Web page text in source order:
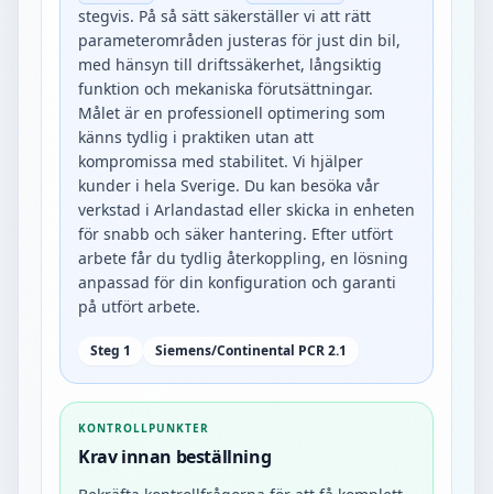
stegvis. På så sätt säkerställer vi att rätt
parameterområden justeras för just din bil,
med hänsyn till driftssäkerhet, långsiktig
funktion och mekaniska förutsättningar.
Målet är en professionell optimering som
känns tydlig i praktiken utan att
kompromissa med stabilitet. Vi hjälper
kunder i hela Sverige. Du kan besöka vår
verkstad i Arlandastad eller skicka in enheten
för snabb och säker hantering. Efter utfört
arbete får du tydlig återkoppling, en lösning
anpassad för din konfiguration och garanti
på utfört arbete.
Steg 1 Siemens/Continental PCR 2.1
KONTROLLPUNKTER
Krav innan beställning